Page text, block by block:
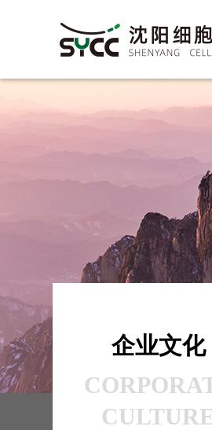
企业文化